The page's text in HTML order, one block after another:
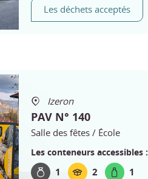
Les déchets acceptés
Izeron
PAV N° 140
Salle des fêtes / École
Les conteneurs accessibles :
1 2 1